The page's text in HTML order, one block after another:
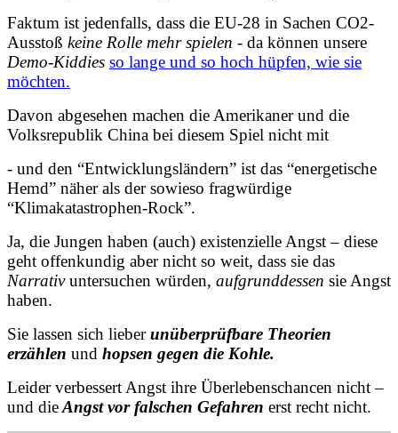
Faktum ist jedenfalls, dass die EU-28 in Sachen CO2-
Ausstoß keine Rolle mehr spielen - da können unsere
Demo-Kiddies so lange und so hoch hüpfen, wie sie
möchten.
Davon abgesehen machen die Amerikaner und die
Volksrepublik China bei diesem Spiel nicht mit
- und den “Entwicklungsländern” ist das “energetische
Hemd” näher als der sowieso fragwürdige
“Klimakatastrophen-Rock”.
Ja, die Jungen haben (auch) existenzielle Angst – diese
geht offenkundig aber nicht so weit, dass sie das
Narrativuntersuchen würden, aufgrunddessen sie Angst
haben.
Sie lassen sich lieberunüberprüfbare Theorien
erzählen und hopsen gegen die Kohle.
Leider verbessert Angst ihre Überlebenschancen nicht –
und dieAngst vor falschen Gefahren erst recht nicht.